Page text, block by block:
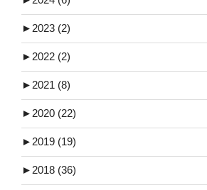
► 2023 (2)
► 2022 (2)
► 2021 (8)
► 2020 (22)
► 2019 (19)
► 2018 (36)